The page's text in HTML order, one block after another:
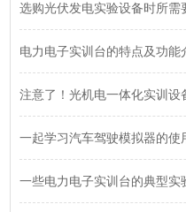
选购光伏发电实验设备时所需
电力电子实训台的特点及功能
注意了！光机电一体化实训
一起学习汽车驾驶模拟器的使
一些电力电子实训台的典型实